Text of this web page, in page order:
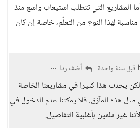
المشاريع التي تتطلب استيعاب واسع منذ
مناسبة لهذا النوع من التعلّم، خاصة إن كان
قبل سنة واحدة أضف ردا
يحدث هذا كثيرا في مشاريعنا الخاصة
مثل هذه المآزق. فلا يمكننا عدم الدخول في
غير ملمين بأغلبية التفاصيل.